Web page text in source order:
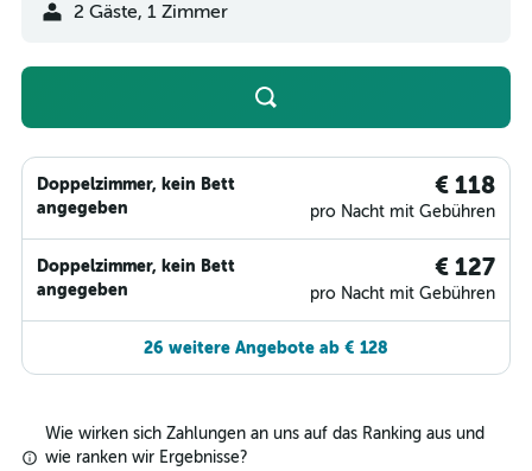
2 Gäste, 1 Zimmer
Doppelzimmer, kein Bett
angegeben
€ 118
pro Nacht mit Gebühren
Doppelzimmer, kein Bett
angegeben
€ 127
pro Nacht mit Gebühren
26 weitere Angebote ab € 128
Wie wirken sich Zahlungen an uns auf das Ranking aus und
wie ranken wir Ergebnisse?